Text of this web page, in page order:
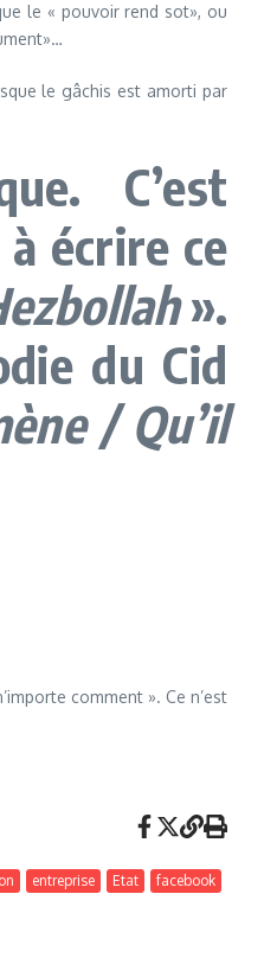
le « pouvoir rend sot», ou
le gâchis est amorti par
C’est
écrire ce
».
du Cid
/ Qu’il
comment ». Ce n’est
entreprise Etat
facebook